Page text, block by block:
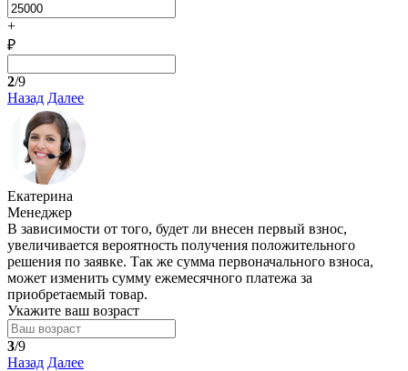
+
₽
2/9
Назад Далее
Екатерина
Менеджер
В зависимости от того, будет ли внесен первый взнос,
увеличивается вероятность получения положительного
решения по заявке. Так же сумма первоначального взноса,
может изменить сумму ежемесячного платежа за
приобретаемый товар.
Укажите ваш возраст
3/9
Назад Далее